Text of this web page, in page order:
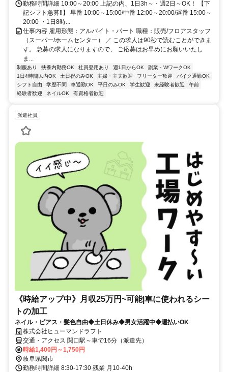
勤務時間詳細 10:00～20:00 上記の内、1日3h～・週2日～OK！ 【下
記シフト急募‼】 早番 10:00～15:00/中番 12:00～20:00/遅番 15:00～
20:00 ・1日8時...
仕事内容 雇用形態：アルバイト・パート 職種：販売/フロアスタッフ
（スーパー/ホームセンター） ／ この求人は90秒で読むことができま
す。 急募の求人になりますので、 ご応募はお早めにお願いいたし
ま...
制服あり 扶養内勤務OK 社員登用あり 週1日からOK
副業・WワークOK
1日4時間以内OK
土日祝のみOK 主婦・主夫歓迎 フリーター歓迎
バイク通勤OK
シフト自由
学歴不問 車通勤OK 平日のみOK 学生歓迎 未経験者歓迎
午前
経験者歓迎
ネイルOK 有資格者歓迎
派遣社員
《時給アップ中》月収25万円~可能|車に使われるシー
トの加工
ネイル・ピアス・髪色自由◆土日休み◆男女活躍中◆週払いOK
株式会社ヒューマンドラフト
交通・アクセス 関口駅～車で16分（派遣先）
時給1,400円～1,750円
岐阜県関市
勤務時間詳細 8:30-17:30 残業 月10-40h